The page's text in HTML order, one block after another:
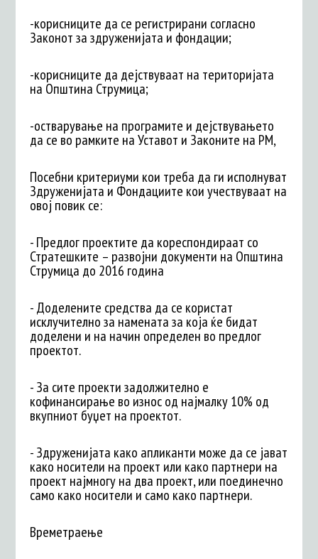
-корисниците да се регистрирани согласно
Законот за здруженијата и фондации;
-корисниците да дејствуваат на територијата
на Општина Струмица;
-остварување на програмите и дејствувањето
да се во рамките на Уставот и Законите на РМ,
Посебни критериуми кои треба да ги исполнуват
Здруженијата и Фондациите кои учествуваат на
овој повик се:
- Предлог проектите да кореспондираат со
Стратешките – развојни документи на Општина
Струмица до 2016 година
- Доделените средства да се користат
исклучително за намената за која ќе бидат
доделени и на начин определен во предлог
проектот.
- За сите проекти задолжително е
кофинансирање во износ од најмалку 10% од
вкупниот буџет на проектот.
- Здруженијата како апликанти може да се јават
како носители на проект или како партнери на
проект најмногу на два проект, или поединечно
само како носители и само како партнери.
Времетраење